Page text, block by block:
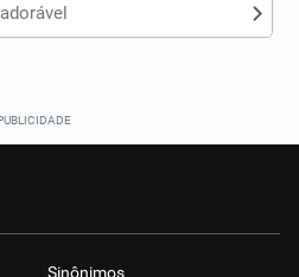
adorável
Sinônimos